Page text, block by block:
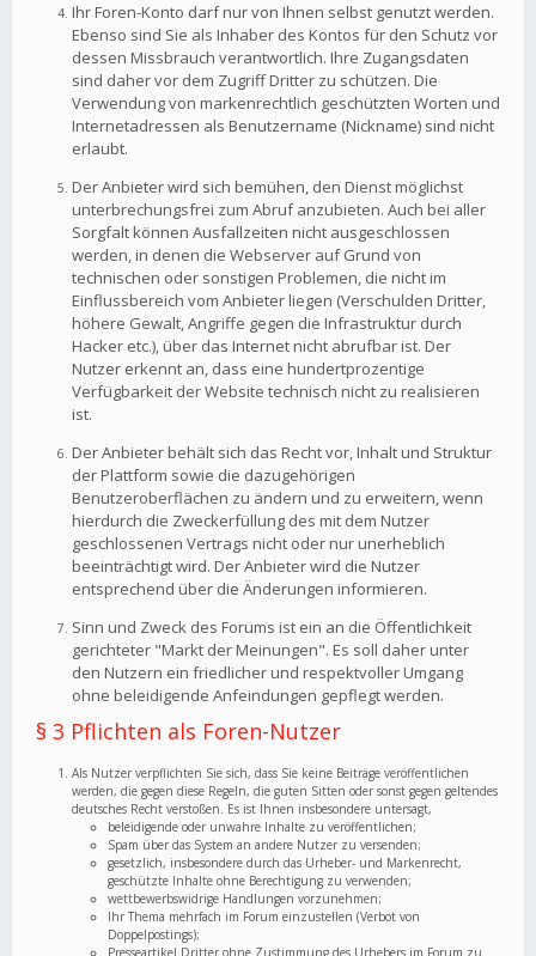
Ihr Foren-Konto darf nur von Ihnen selbst genutzt werden.
Ebenso sind Sie als Inhaber des Kontos für den Schutz vor
dessen Missbrauch verantwortlich. Ihre Zugangsdaten
sind daher vor dem Zugriff Dritter zu schützen. Die
Verwendung von markenrechtlich geschützten Worten und
Internetadressen als Benutzername (Nickname) sind nicht
erlaubt.
Der Anbieter wird sich bemühen, den Dienst möglichst
unterbrechungsfrei zum Abruf anzubieten. Auch bei aller
Sorgfalt können Ausfallzeiten nicht ausgeschlossen
werden, in denen die Webserver auf Grund von
technischen oder sonstigen Problemen, die nicht im
Einflussbereich vom Anbieter liegen (Verschulden Dritter,
höhere Gewalt, Angriffe gegen die Infrastruktur durch
Hacker etc.), über das Internet nicht abrufbar ist. Der
Nutzer erkennt an, dass eine hundertprozentige
Verfügbarkeit der Website technisch nicht zu realisieren
ist.
Der Anbieter behält sich das Recht vor, Inhalt und Struktur
der Plattform sowie die dazugehörigen
Benutzeroberflächen zu ändern und zu erweitern, wenn
hierdurch die Zweckerfüllung des mit dem Nutzer
geschlossenen Vertrags nicht oder nur unerheblich
beeinträchtigt wird. Der Anbieter wird die Nutzer
entsprechend über die Änderungen informieren.
Sinn und Zweck des Forums ist ein an die Öffentlichkeit
gerichteter "Markt der Meinungen". Es soll daher unter
den Nutzern ein friedlicher und respektvoller Umgang
ohne beleidigende Anfeindungen gepflegt werden.
§ 3 Pflichten als Foren-Nutzer
Als Nutzer verpflichten Sie sich, dass Sie keine Beiträge veröffentlichen
werden, die gegen diese Regeln, die guten Sitten oder sonst gegen geltendes
deutsches Recht verstoßen. Es ist Ihnen insbesondere untersagt,
beleidigende oder unwahre Inhalte zu veröffentlichen;
Spam über das System an andere Nutzer zu versenden;
gesetzlich, insbesondere durch das Urheber- und Markenrecht,
geschützte Inhalte ohne Berechtigung zu verwenden;
wettbewerbswidrige Handlungen vorzunehmen;
Ihr Thema mehrfach im Forum einzustellen (Verbot von
Doppelpostings);
Presseartikel Dritter ohne Zustimmung des Urhebers im Forum zu